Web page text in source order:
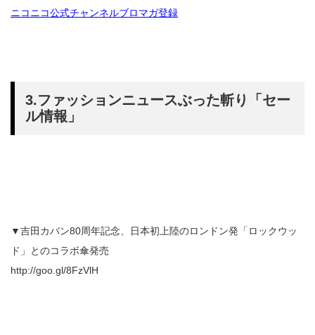
ニコニコ公式チャンネルブロマガ登録
3.ファッションニュースぶった斬り「セー
ル情報」
▼吉田カバン80周年記念、日本初上陸のロンドン発「ロックウッ
ド」とのコラボ傘発売
http://goo.gl/8FzVlH